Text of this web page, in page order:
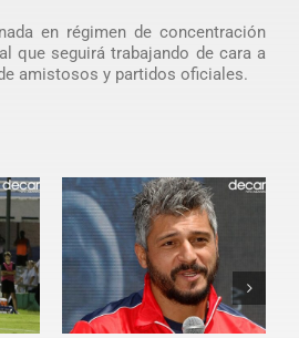
en régimen de concentración
que seguirá trabajando de cara a
amistosos y partidos oficiales.